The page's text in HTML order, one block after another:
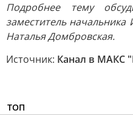
Подробнее тему
заместитель начальника
Наталья Домбровская.
Источник: Канал в МАКС
ТОП